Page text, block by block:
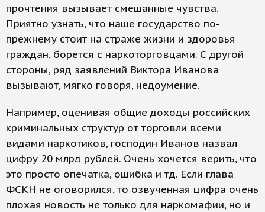
прочтения вызывает смешанные чувства.
Приятно узнать, что наше государство по-
прежнему стоит на страже жизни и здоровья
граждан, борется с наркоторговцами. С другой
стороны, ряд заявлений Виктора Иванова
вызывают, мягко говоря, недоумение.
Например, оценивая общие доходы российских
криминальных структур от торговли всеми
видами наркотиков, господин Иванов назвал
цифру 20 млрд рублей. Очень хочется верить, что
это просто опечатка, ошибка и тд. Если глава
ФСКН не оговорился, то озвученная цифра очень
плохая новость не только для наркомафии, но и